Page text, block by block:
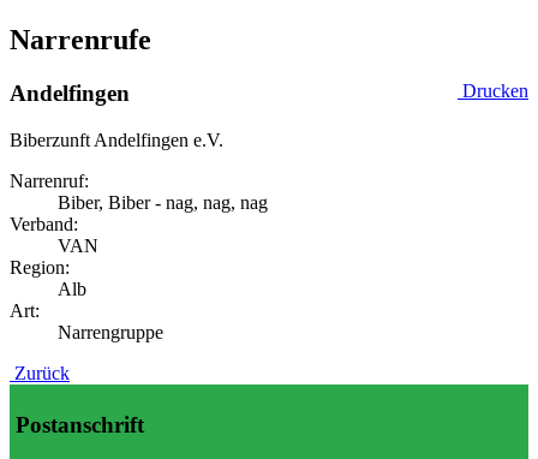
Narrenrufe
Drucken
Andelfingen
Biberzunft Andelfingen e.V.
Narrenruf:
Biber, Biber - nag, nag, nag
Verband:
VAN
Region:
Alb
Art:
Narrengruppe
Zurück
Postanschrift